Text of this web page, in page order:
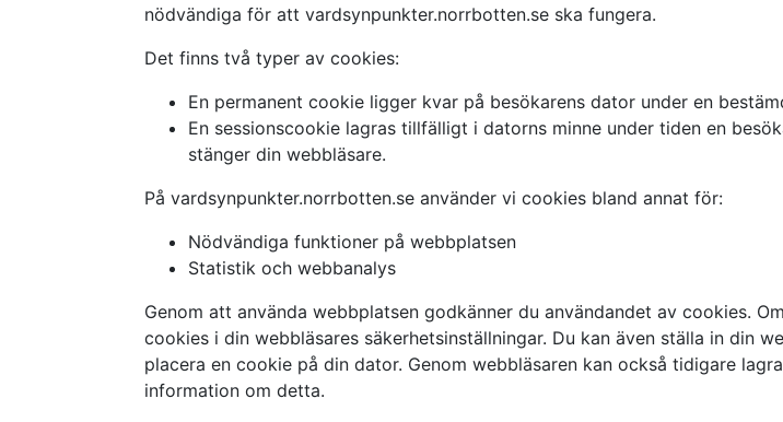
nödvändiga för att vardsynpunkter.norrbotten.se ska fungera.
Det finns två typer av cookies:
En permanent cookie ligger kvar på besökarens dator under en
En sessionscookie lagras tillfälligt i datorns minne under tiden en
stänger din webbläsare.
På vardsynpunkter.norrbotten.se använder vi cookies bland annat för:
Nödvändiga funktioner på webbplatsen
Statistik och webbanalys
Genom att använda webbplatsen godkänner du användandet av cookies.
cookies i din webbläsares säkerhetsinställningar. Du kan även ställa in din
placera en cookie på din dator. Genom webbläsaren kan också tidigare
information om detta.